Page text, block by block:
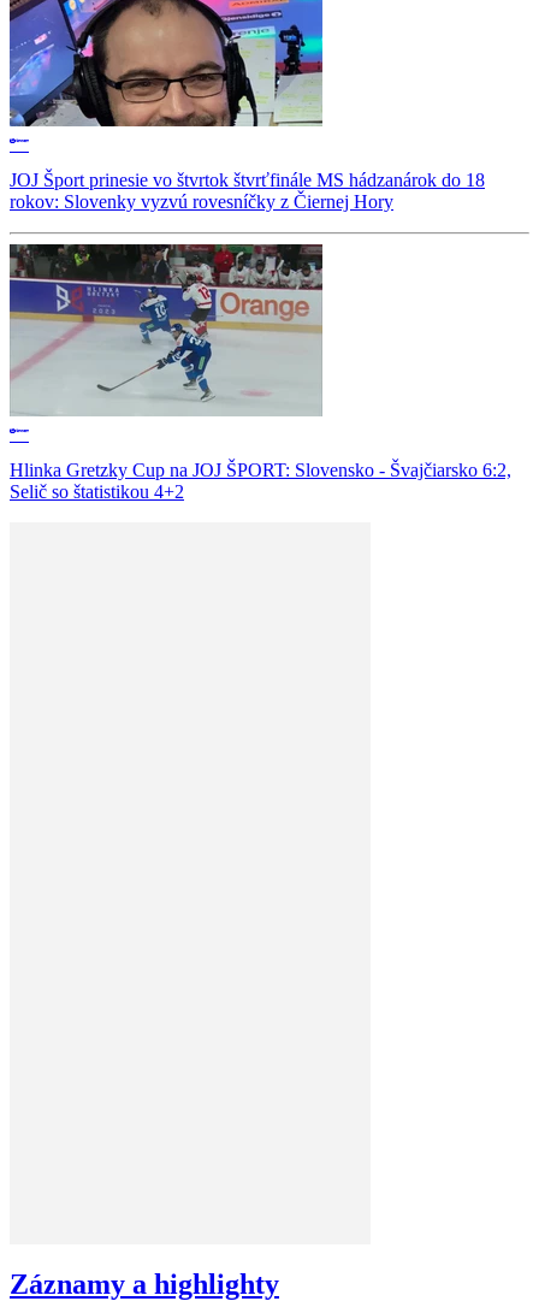
JOJ Šport prinesie vo štvrtok štvrťfinále MS hádzanárok do 18
rokov: Slovenky vyzvú rovesníčky z Čiernej Hory
Hlinka Gretzky Cup na JOJ ŠPORT: Slovensko - Švajčiarsko 6:2,
Selič so štatistikou 4+2
Záznamy a highlighty